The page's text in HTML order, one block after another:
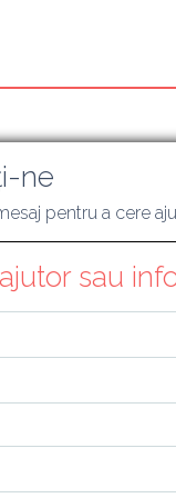
ne
pentru a cere
sau